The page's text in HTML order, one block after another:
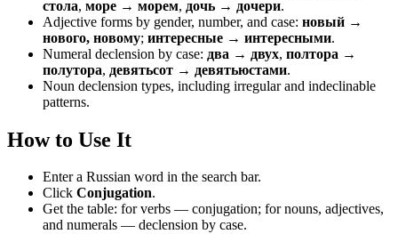
стола, море → морем, дочь → дочери.
Adjective forms by gender, number, and case: новый →
нового, новому; интересные → интересными.
Numeral declension by case: два → двух, полтора →
полутора, девятьсот → девятьюстами.
Noun declension types, including irregular and indeclinable
patterns.
How to Use It
Enter a Russian word in the search bar.
Click Conjugation.
Get the table: for verbs — conjugation; for nouns, adjectives,
and numerals — declension by case.